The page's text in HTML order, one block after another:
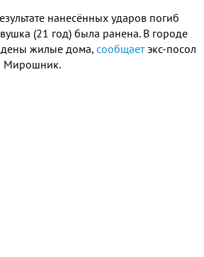
нанесённых ударов погиб
(21 год) была ранена. В городе
жилые дома, сообщаетэкс-посол
Мирошник.